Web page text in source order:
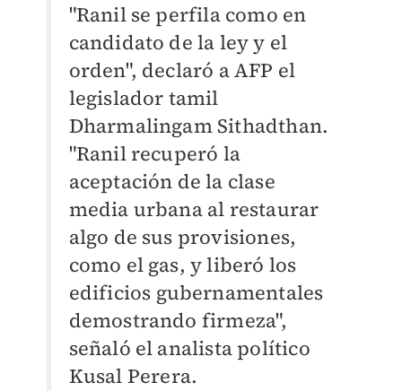
"Ranil se perfila como en
candidato de la ley y el
orden", declaró a AFP el
legislador tamil
Dharmalingam Sithadthan.
"Ranil recuperó la
aceptación de la clase
media urbana al restaurar
algo de sus provisiones,
como el gas, y liberó los
edificios gubernamentales
demostrando firmeza",
señaló el analista político
Kusal Perera.